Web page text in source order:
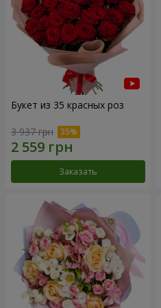
Букет из 35 красных роз
3 937 грн
Заказать